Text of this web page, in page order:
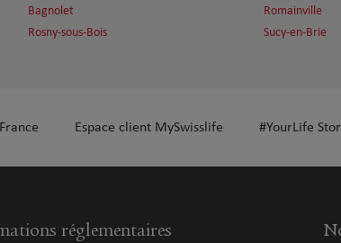
Bagnolet
Rosny-sous-Bois
Romainville
Sucy-en-Brie
Espace client MySwisslife #YourLife
réglementaires